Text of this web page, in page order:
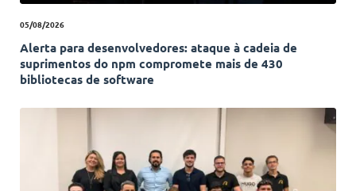
05/08/2026
Alerta para desenvolvedores: ataque à cadeia de
suprimentos do npm compromete mais de 430
bibliotecas de software